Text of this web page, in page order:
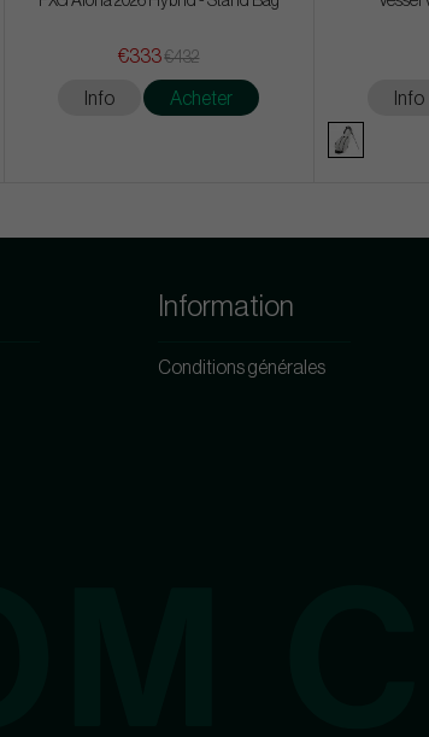
€333 €432
Info Acheter Info
Information
Conditions générales